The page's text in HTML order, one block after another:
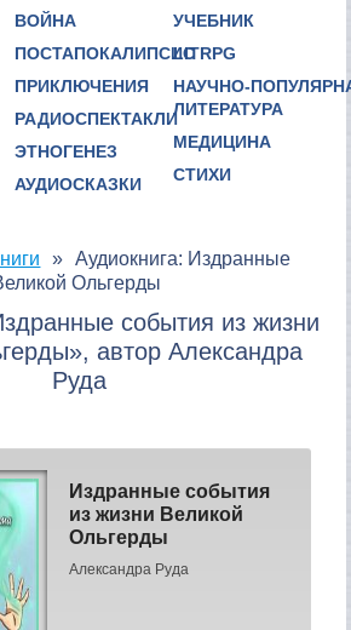
ВОЙНА
ПОСТАПОКАЛИПСИС
ПРИКЛЮЧЕНИЯ
РАДИОСПЕКТАКЛИ
ЭТНОГЕНЕЗ
АУДИОСКАЗКИ
УЧЕБНИК
LITRPG
НАУЧНО-
ЛИТЕРАТУРА
МЕДИЦИНА
СТИХИ
Аудиокнига: Издранные
Ольгерды
события из жизни
автор Александра
Руда
Издранные события
из жизни Великой
Ольгерды
Александра Руда